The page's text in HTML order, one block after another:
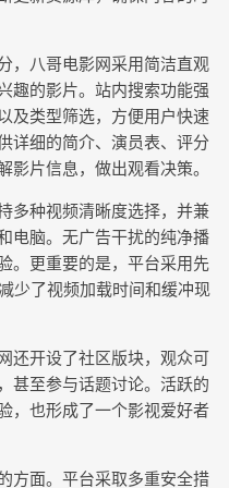
，八哥电影网采用简洁直观
趣的影片。站内搜索功能强
及类型筛选，方便用户快速
详细的简介、演员表、评分
片信息，做出观看决策。
多种视频清晰度选择，并兼
电脑。无广告干扰的纯净播
。更重要的是，平台采用先
少了视频加载时间和缓冲现
还开设了社区版块，观众可
甚至参与话题讨论。活跃的
，也形成了一个影视爱好者
方面。平台采取多重安全措